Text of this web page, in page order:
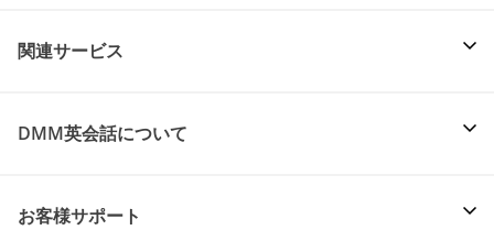
関連サービス
DMM英会話について
お客様サポート